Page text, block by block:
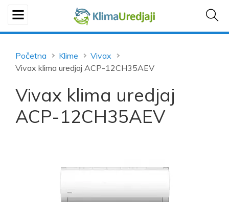
Početna Klime
Vivax
Vivax klima uredjaj ACP-12CH35AEV
Vivax klima uredjaj
ACP-12CH35AEV